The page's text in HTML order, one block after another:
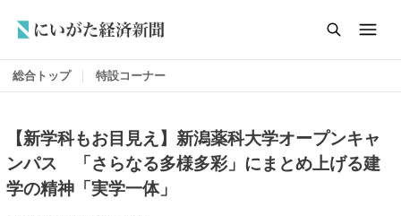
総合トップ 特設コーナー
【新学科もお目見え】新潟薬科大学オープンキャ
ンパス 「さらなる多様多彩」にまとめ上げる建
学の精神「実学一体」